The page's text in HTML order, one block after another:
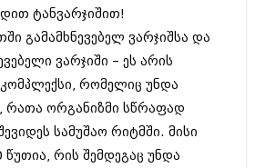
(261)
(212)
(265)
(220)
(205)
(246)
ტანვარჯიშით!
გამამხნევებელ ვარჯიშსა და
ვარჯიში – ეს არის
რომელიც უნდა
ორგანიზმი სწრაფად
სამუშაო რიტმში. მისი
რის შემდეგაც უნდა